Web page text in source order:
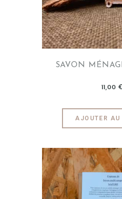
SAVON
11 00
AJOUTER AU